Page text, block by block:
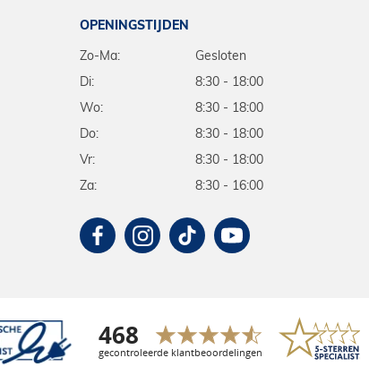
OPENINGSTIJDEN
Zo-Ma:
Gesloten
Di:
8:30 - 18:00
Wo:
8:30 - 18:00
Do:
8:30 - 18:00
Vr:
8:30 - 18:00
Za:
8:30 - 16:00